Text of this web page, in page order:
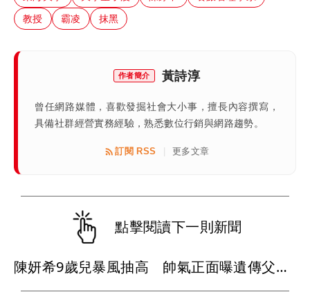
教授
霸凌 抹黑
作者簡介 黃詩淳
曾任網路媒體，喜歡發掘社會大小事，擅長內容撰寫，
具備社群經營實務經驗，熟悉數位行銷與網路趨勢。
訂閱 RSS 更多文章
點擊閱讀下一則新聞
陳妍希9歲兒暴風抽高 帥氣正面曝遺傳父母好基因